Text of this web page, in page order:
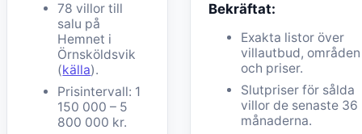
78 villor till
salu på
Hemnet i
Örnsköldsvik
(källa).
Prisintervall: 1
150 000 – 5
800 000 kr.
Bekräftat:
Exakta listor över
villautbud, områden
och priser.
Slutpriser för sålda
villor de senaste 36
månaderna.